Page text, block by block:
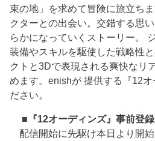
束の地」を求めて冒険に旅立ち
クターとの出会い。交錯する思
らかになっていくストーリー。
装備やスキルを駆使した戦略性
クトと3Dで表現される爽快なリ
めます。enishが 提供する『12オ
ださい。
■『12オーディンズ』事前登
配信開始に先駆け本日より開